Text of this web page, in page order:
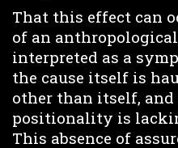
That this effect can
of an
interpreted as a
the cause itself is
other than itself,
positionality is
This absence of